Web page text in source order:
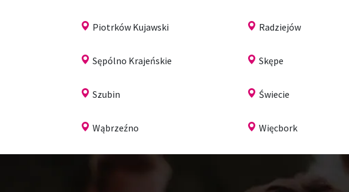
Piotrków Kujawski Radziejów
Sępólno Krajeńskie Skępe
Szubin Świecie
Wąbrzeźno Więcbork